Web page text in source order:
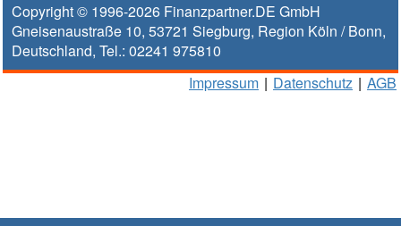
Copyright © 1996-2026 Finanzpartner.DE GmbH
Gneisenaustraße 10, 53721 Siegburg, Region Köln / Bonn,
Deutschland, Tel.: 02241 975810
Impressum | Datenschutz | AGB